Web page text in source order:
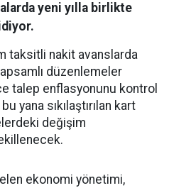
yeni yılla birlikte
taksitli nakit avanslarda
düzenlemeler
talep enflasyonunu kontrol
yana sıkılaştırılan kart
değişim
ekonomi yönetimi,